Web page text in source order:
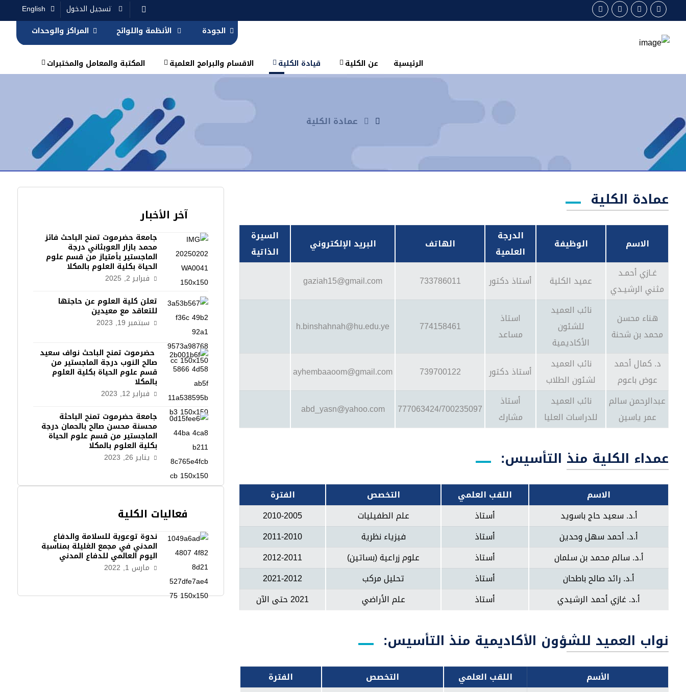
English
تسجيل الدخول
الجودة
الأنظمة واللوائح المراكز والوحدات
الرئيسية عن الكلية قيادة الكلية الاقسام والبرامج العلمية المكتبة والمعامل والمختبرات
عمادة الكلية
عمادة الكلية
الاسم الوظيفة
الدرجة
العلمية
الهاتف البريد الإلكتروني
السيرة
الذاتية
غـازي أحمـد
مثني الرشيـدي
عميد الكلية أستاذ دكتور 733786011
gaziah15@gmail.com
هناء محسن
محمد بن شحنة
نائب العميد
للشئون
الأكاديمية
استاذ
مساعد
774158461
h.binshahnah@hu.edu.ye
د. كمال أحمد
عوض باعوم
نائب العميد
لشئون الطلاب
أستاذ دكتور 739700122
ayhembaaoom@gmail.com
عبدالرحمن سالم
عمر ياسين
نائب العميد
للدراسات العليا
أستاذ
مشارك
777063424/700235097
abd_yasn@yahoo.com
عمداء الكلية منذ التأسيس:
الاسم اللقب العلمي التخصص
الفترة
أ.د. سعيد حاج باسويد
أستاذ علم الطفيليات
2010-2005
أ.د. أحمد سهل وحدين
أستاذ فيزياء نظرية
2011-2010
أ.د. سالم محمد بن سلمان
أستاذ علوم زراعية (بساتين)
2012-2011
أ.د. رائد صالح باطحان
أستاذ تحليل مركب
2021-2012
أ.د. غازي أحمد الرشيدي
أستاذ علم الأراضي 2021 حتى الآن
نواب العميد للشؤون الأكاديمية منذ التأسيس:
الفترة التخصص اللقب العلمي
الأسم
آخر الأخبار
جامعة حضرموت تمنح الباحث فائز
محمد بازار العوبثاني درجة
الماجستير بأمتياز من قسم علوم
الحياة بكلية العلوم بالمكلا
فبراير 2, 2025
تعلن كلية العلوم عن حاجتها
للتعاقد مع معيدين
سبتمبر 19, 2023
حضرموت تمنح الباحث نواف سعيد
صالح النوب درجة الماجستير من
قسم علوم الحياة بكلية العلوم
بالمكلا
فبراير 12, 2023
جامعة حضرموت تمنح الباحثة
محسنة محسن صالح بالحمان درجة
الماجستير من قسم علوم الحياة
بكلية العلوم بالمكلا
يناير 26, 2023
فعاليات الكلية
ندوة توعوية للسلامة والدفاع
المدني في مجمع الغليلة بمناسبة
اليوم العالمي للدفاع المدني
مارس 1, 2022